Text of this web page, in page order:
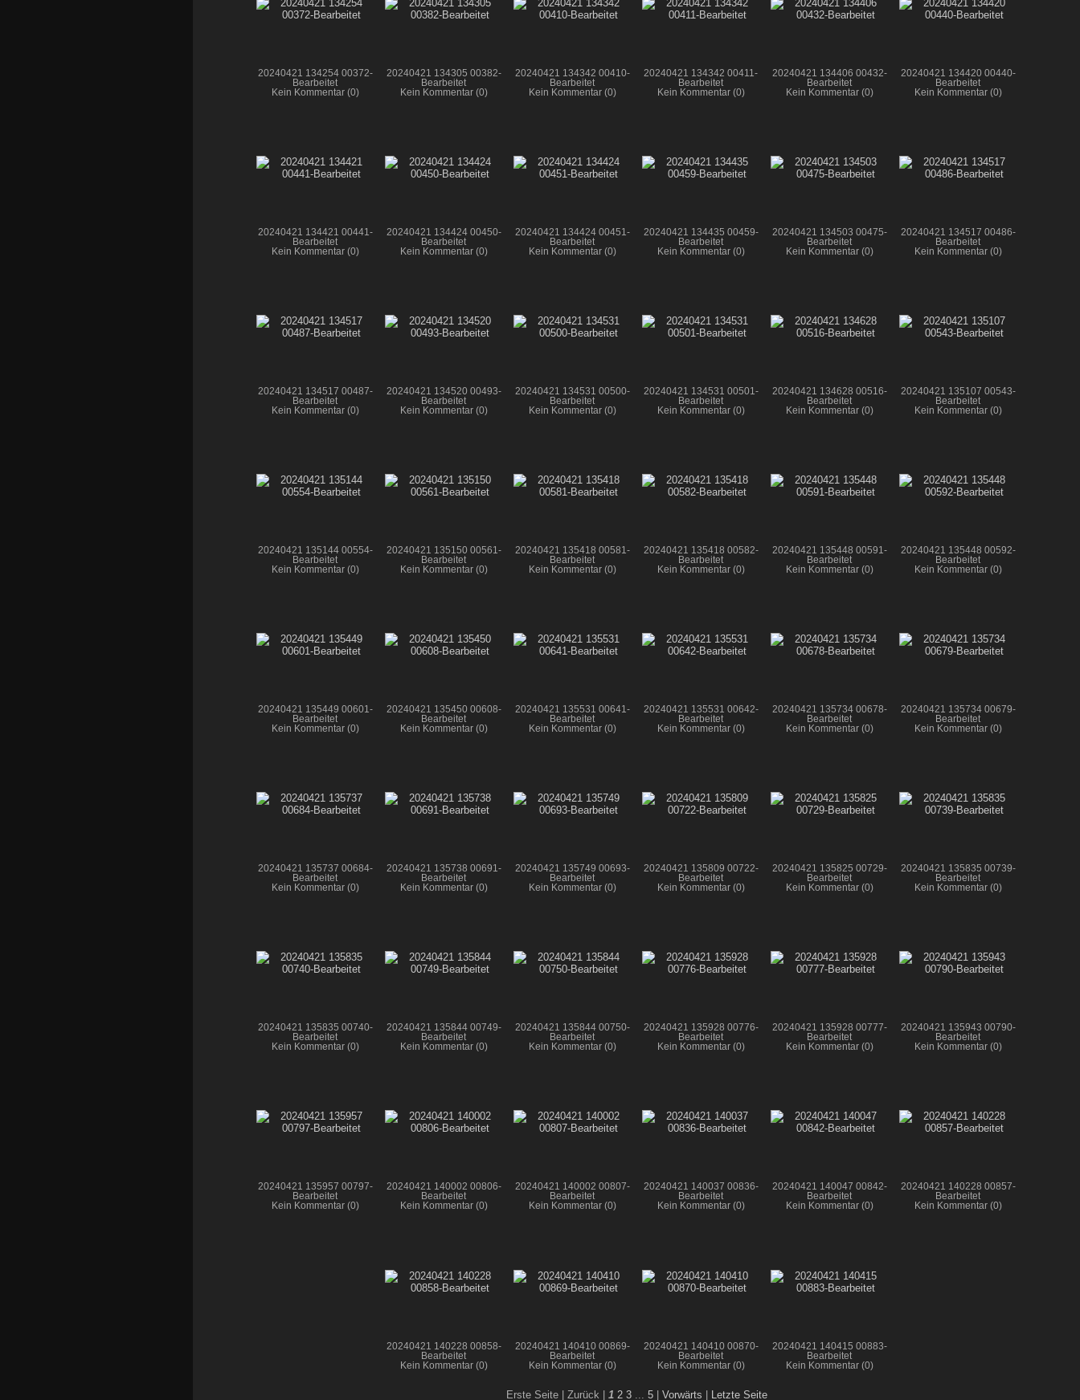
20240421 134254 00372-
Bearbeitet
Kein Kommentar (0)
20240421 134305 00382-
Bearbeitet
Kein Kommentar (0)
20240421 134342 00410-
Bearbeitet
Kein Kommentar (0)
20240421 134342 00411-
Bearbeitet
Kein Kommentar (0)
20240421 134406 00432-
Bearbeitet
Kein Kommentar (0)
20240421 134420 00440-
Bearbeitet
Kein Kommentar (0)
20240421 134421 00441-
Bearbeitet
Kein Kommentar (0)
20240421 134424 00450-
Bearbeitet
Kein Kommentar (0)
20240421 134424 00451-
Bearbeitet
Kein Kommentar (0)
20240421 134435 00459-
Bearbeitet
Kein Kommentar (0)
20240421 134503 00475-
Bearbeitet
Kein Kommentar (0)
20240421 134517 00486-
Bearbeitet
Kein Kommentar (0)
20240421 134517 00487-
Bearbeitet
Kein Kommentar (0)
20240421 134520 00493-
Bearbeitet
Kein Kommentar (0)
20240421 134531 00500-
Bearbeitet
Kein Kommentar (0)
20240421 134531 00501-
Bearbeitet
Kein Kommentar (0)
20240421 134628 00516-
Bearbeitet
Kein Kommentar (0)
20240421 135107 00543-
Bearbeitet
Kein Kommentar (0)
20240421 135144 00554-
Bearbeitet
Kein Kommentar (0)
20240421 135150 00561-
Bearbeitet
Kein Kommentar (0)
20240421 135418 00581-
Bearbeitet
Kein Kommentar (0)
20240421 135418 00582-
Bearbeitet
Kein Kommentar (0)
20240421 135448 00591-
Bearbeitet
Kein Kommentar (0)
20240421 135448 00592-
Bearbeitet
Kein Kommentar (0)
20240421 135449 00601-
Bearbeitet
Kein Kommentar (0)
20240421 135450 00608-
Bearbeitet
Kein Kommentar (0)
20240421 135531 00641-
Bearbeitet
Kein Kommentar (0)
20240421 135531 00642-
Bearbeitet
Kein Kommentar (0)
20240421 135734 00678-
Bearbeitet
Kein Kommentar (0)
20240421 135734 00679-
Bearbeitet
Kein Kommentar (0)
20240421 135737 00684-
Bearbeitet
Kein Kommentar (0)
20240421 135738 00691-
Bearbeitet
Kein Kommentar (0)
20240421 135749 00693-
Bearbeitet
Kein Kommentar (0)
20240421 135809 00722-
Bearbeitet
Kein Kommentar (0)
20240421 135825 00729-
Bearbeitet
Kein Kommentar (0)
20240421 135835 00739-
Bearbeitet
Kein Kommentar (0)
20240421 135835 00740-
Bearbeitet
Kein Kommentar (0)
20240421 135844 00749-
Bearbeitet
Kein Kommentar (0)
20240421 135844 00750-
Bearbeitet
Kein Kommentar (0)
20240421 135928 00776-
Bearbeitet
Kein Kommentar (0)
20240421 135928 00777-
Bearbeitet
Kein Kommentar (0)
20240421 135943 00790-
Bearbeitet
Kein Kommentar (0)
20240421 135957 00797-
Bearbeitet
Kein Kommentar (0)
20240421 140002 00806-
Bearbeitet
Kein Kommentar (0)
20240421 140002 00807-
Bearbeitet
Kein Kommentar (0)
20240421 140037 00836-
Bearbeitet
Kein Kommentar (0)
20240421 140047 00842-
Bearbeitet
Kein Kommentar (0)
20240421 140228 00857-
Bearbeitet
Kein Kommentar (0)
20240421 140228 00858-
Bearbeitet
Kein Kommentar (0)
20240421 140410 00869-
Bearbeitet
Kein Kommentar (0)
20240421 140410 00870-
Bearbeitet
Kein Kommentar (0)
20240421 140415 00883-
Bearbeitet
Kein Kommentar (0)
Erste Seite | Zurück | 1 2 3... 5 | Vorwärts | Letzte Seite